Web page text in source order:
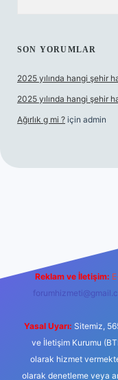
SON YORUMLAR
2025 yılında hangi şehir
2025 yılında hangi şehir
Ağırlık g mi ? için admin
Reklam ve İletişim:
Yasal Uyarı: Sitemiz,
ve İletişim Kurumu
olarak hizmet
olarak denetleme veya